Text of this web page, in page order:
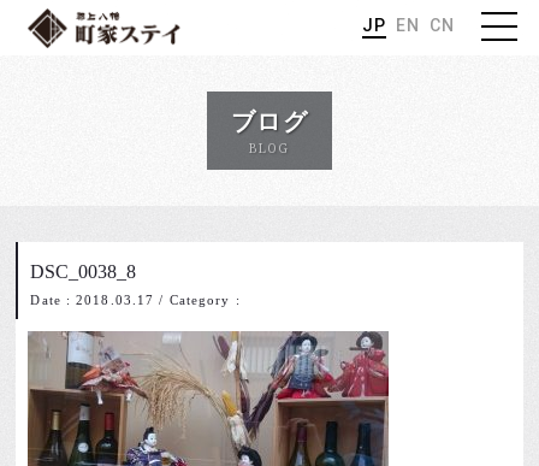
JP EN CN
ブログ
BLOG
DSC_0038_8
Date : 2018.03.17 / Category :